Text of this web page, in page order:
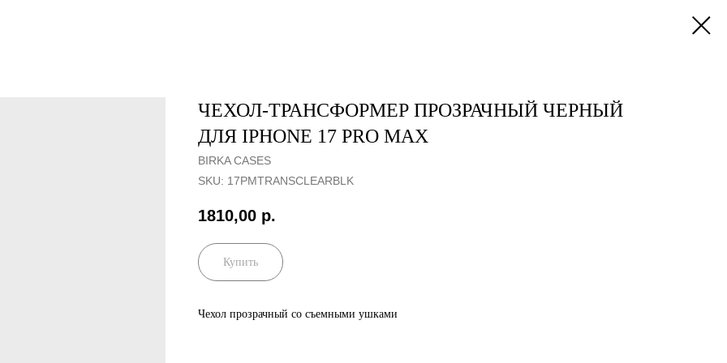
ЧЕХОЛ-ТРАНСФОРМЕР ПРОЗРАЧНЫЙ ЧЕРНЫЙ
ДЛЯ IPHONE 17 PRO MAX
BIRKA CASES
SKU: 17PMTRANSСLEARBLK
1810,00 р.
Купить
Чехол прозрачный со съемными ушками